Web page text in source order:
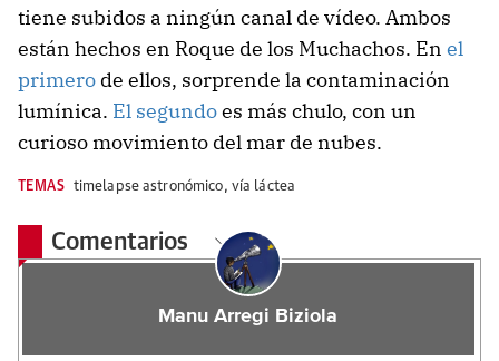
tiene subidos a ningún canal de vídeo. Ambos
están hechos en Roque de los Muchachos. En el
primero de ellos, sorprende la contaminación
lumínica. El segundoes más chulo, con un
curioso movimiento del mar de nubes.
TEMAS timelapse astronómico, vía láctea
Comentarios
Manu Arregi Biziola